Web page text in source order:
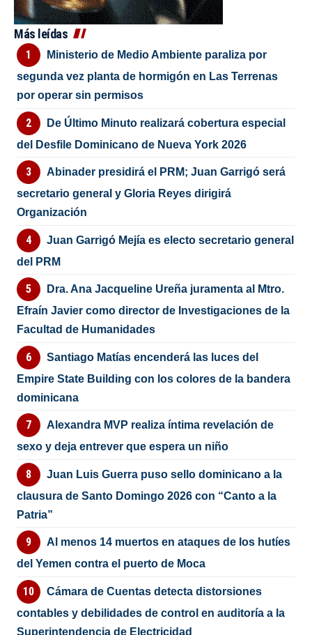
Más leídas
Ministerio de Medio Ambiente paraliza por
segunda vez planta de hormigón en Las Terrenas
por operar sin permisos
De Último Minuto realizará cobertura especial
del Desfile Dominicano de Nueva York 2026
Abinader presidirá el PRM; Juan Garrigó será
secretario general y Gloria Reyes dirigirá
Organización
Juan Garrigó Mejía es electo secretario general
del PRM
Dra. Ana Jacqueline Ureña juramenta al Mtro.
Efraín Javier como director de Investigaciones de la
Facultad de Humanidades
Santiago Matías encenderá las luces del
Empire State Building con los colores de la bandera
dominicana
Alexandra MVP realiza íntima revelación de
sexo y deja entrever que espera un niño
Juan Luis Guerra puso sello dominicano a la
clausura de Santo Domingo 2026 con “Canto a la
Patria”
Al menos 14 muertos en ataques de los hutíes
del Yemen contra el puerto de Moca
Cámara de Cuentas detecta distorsiones
contables y debilidades de control en auditoría a la
Superintendencia de Electricidad